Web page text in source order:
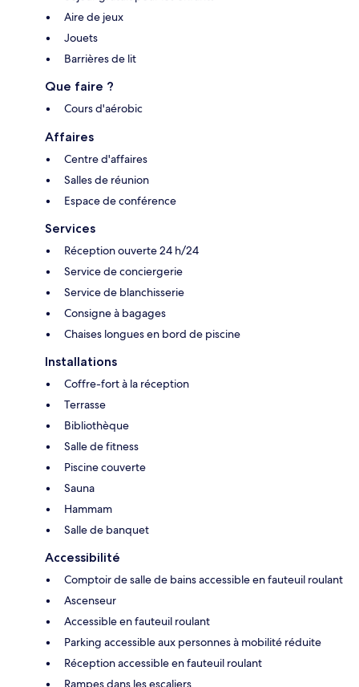
Aire de jeux
Jouets
Barrières de lit
Que faire ?
Cours d'aérobic
Affaires
Centre d'affaires
Salles de réunion
Espace de conférence
Services
Réception ouverte 24 h/24
Service de conciergerie
Service de blanchisserie
Consigne à bagages
Chaises longues en bord de piscine
Installations
Coffre-fort à la réception
Terrasse
Bibliothèque
Salle de fitness
Piscine couverte
Sauna
Hammam
Salle de banquet
Accessibilité
Comptoir de salle de bains accessible en fauteuil roulant
Ascenseur
Accessible en fauteuil roulant
Parking accessible aux personnes à mobilité réduite
Réception accessible en fauteuil roulant
Rampes dans les escaliers